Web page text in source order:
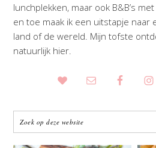
lunchplekken, maar ook B&B’s
en toe maak ik een uitstapje naar
land of de wereld. Mijn tofste
natuurlijk hier.